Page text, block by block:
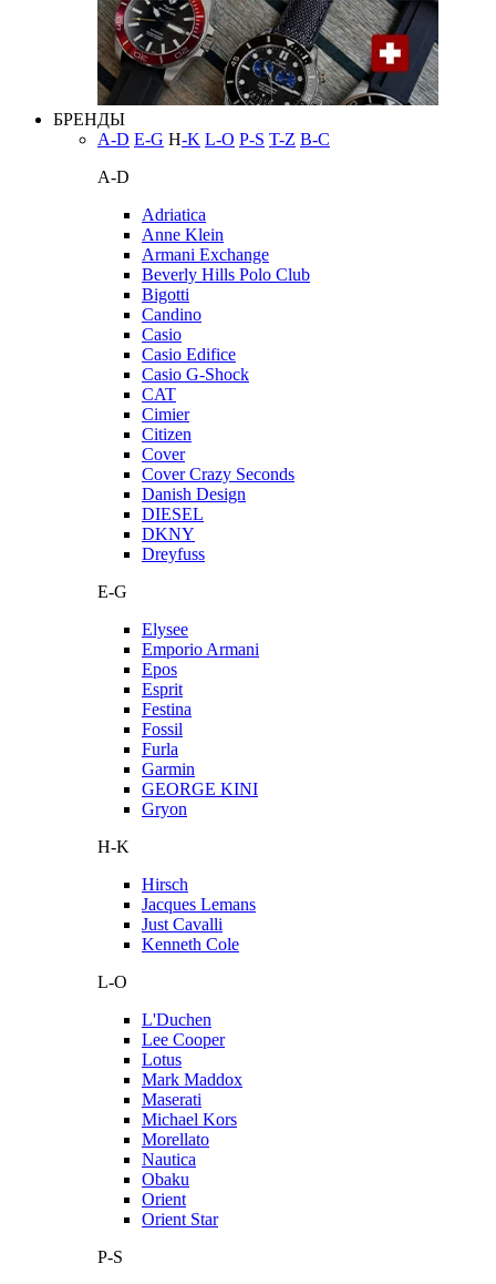
БРЕНДЫ
A-D E-G H-K L-O P-S T-Z В-С
A-D
Adriatica
Anne Klein
Armani Exchange
Beverly Hills Polo Club
Bigotti
Candino
Casio
Casio Edifice
Casio G-Shock
CAT
Cimier
Citizen
Cover
Cover Crazy Seconds
Danish Design
DIESEL
DKNY
Dreyfuss
E-G
Elysee
Emporio Armani
Epos
Esprit
Festina
Fossil
Furla
Garmin
GEORGE KINI
Gryon
H-K
Hirsch
Jacques Lemans
Just Cavalli
Kenneth Cole
L-O
L'Duchen
Lee Cooper
Lotus
Mark Maddox
Maserati
Michael Kors
Morellato
Nautica
Obaku
Orient
Orient Star
P-S